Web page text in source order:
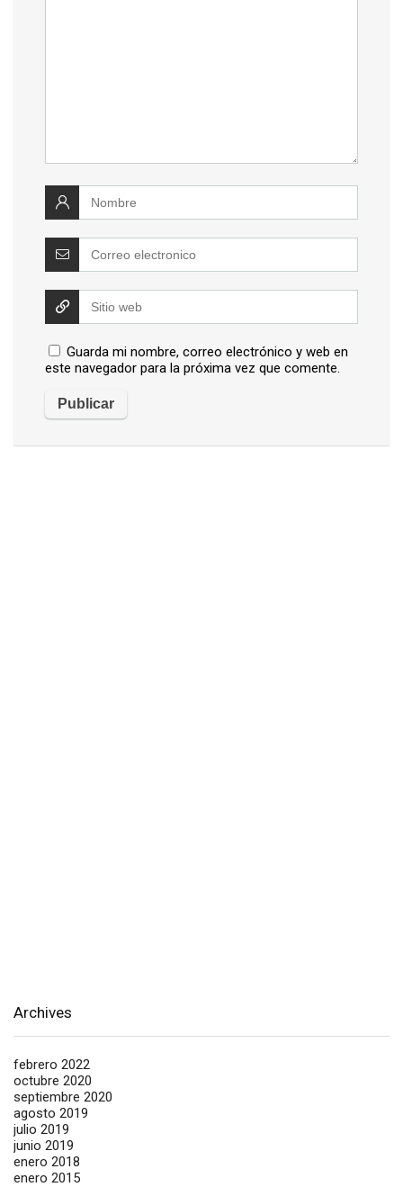
Guarda mi nombre, correo electrónico y web en
este navegador para la próxima vez que comente.
Archives
febrero 2022
octubre 2020
septiembre 2020
agosto 2019
julio 2019
junio 2019
enero 2018
enero 2015